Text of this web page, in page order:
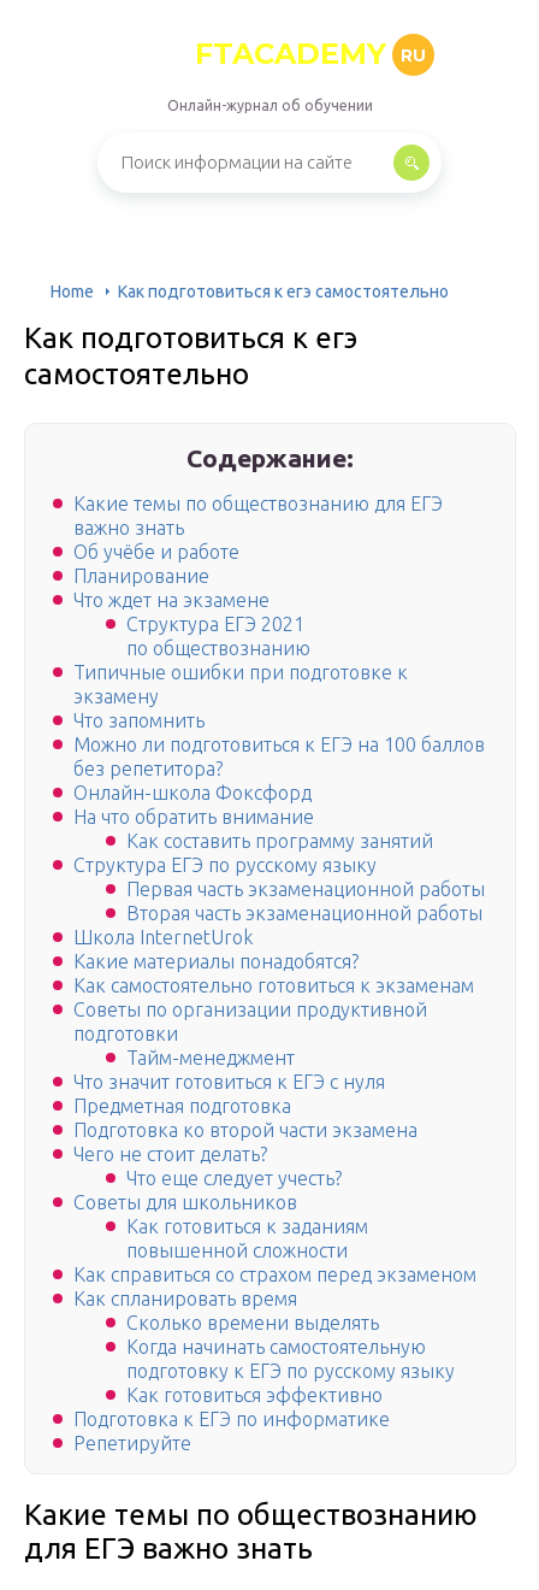
FTACADEMY RU
Онлайн-журнал об обучении
Home Как подготовиться к егэ самостоятельно
Как подготовиться к егэ
самостоятельно
Содержание:
Какие темы по обществознанию для ЕГЭ
важно знать
Об учёбе и работе
Планирование
Что ждет на экзамене
Структура ЕГЭ 2021
по обществознанию
Типичные ошибки при подготовке к
экзамену
Что запомнить
Можно ли подготовиться к ЕГЭ на 100 баллов
без репетитора?
Онлайн-школа Фоксфорд
На что обратить внимание
Как составить программу занятий
Структура ЕГЭ по русскому языку
Первая часть экзаменационной работы
Вторая часть экзаменационной работы
Школа InternetUrok
Какие материалы понадобятся?
Как самостоятельно готовиться к экзаменам
Советы по организации продуктивной
подготовки
Тайм-менеджмент
Что значит готовиться к ЕГЭ с нуля
Предметная подготовка
Подготовка ко второй части экзамена
Чего не стоит делать?
Что еще следует учесть?
Советы для школьников
Как готовиться к заданиям
повышенной сложности
Как справиться со страхом перед экзаменом
Как спланировать время
Сколько времени выделять
Когда начинать самостоятельную
подготовку к ЕГЭ по русскому языку
Как готовиться эффективно
Подготовка к ЕГЭ по информатике
Репетируйте
Какие темы по обществознанию
для ЕГЭ важно знать